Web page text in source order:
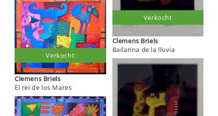
Clemens Briels
El rei de los Mares
Verkocht
Clemens Briels
Bailarina de la lluvia
Verkocht